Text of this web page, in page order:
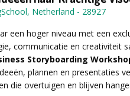
van creativiteit
van de toekomst
en inspirerende
wordt.
of een vrijblijvende
invullen.
je lichaam veel dopamine
je je heel goed.
is zijn uit te voeren op elke
maat maken en aanpassen.
vriendenweekenden
Netherland - 28927
een hoger niveau met een
communicatie en creativiteit
Storyboarding
plannen en presentaties
die overtuigen en blijven